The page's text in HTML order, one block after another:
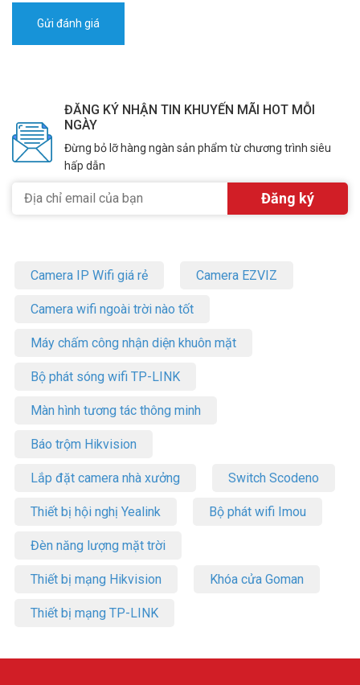
ĐĂNG KÝ NHẬN TIN KHUYẾN MÃI HOT MỖI
NGÀY
Đừng bỏ lỡ hàng ngàn sản phẩm từ chương trình siêu
hấp dẫn
Camera IP Wifi giá rẻ Camera EZVIZ
Camera wifi ngoài trời nào tốt
Máy chấm công nhận diện khuôn mặt
Bộ phát sóng wifi TP-LINK
Màn hình tương tác thông minh
Báo trộm Hikvision
Lắp đặt camera nhà xưởng Switch Scodeno
Thiết bị hội nghị Yealink Bộ phát wifi Imou
Đèn năng lượng mặt trời
Thiết bị mạng Hikvision Khóa cửa Goman
Thiết bị mạng TP-LINK